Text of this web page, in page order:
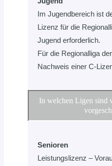
Im Jugendbereich ist
Lizenz für die
Jugend erforderlich.
Für die Regionalliga
Nachweis einer C-
In welchen Ligen sind
Senioren
Leistungslizenz –